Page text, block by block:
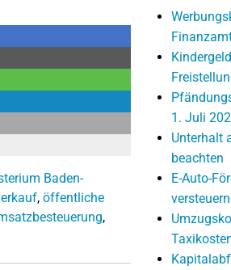
Baden-
, öffentliche
,
1. Juli
Unterhalt
beachten
E-Auto-